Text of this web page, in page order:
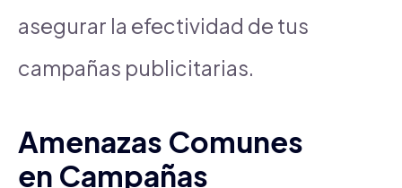
asegurar la efectividad de tus
campañas publicitarias.
Amenazas Comunes
en Campañas